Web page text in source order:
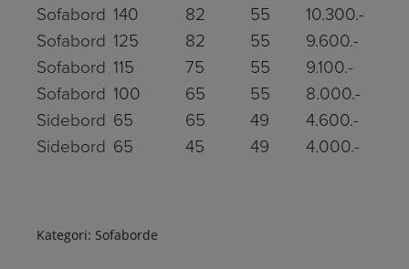
Sofabord 140 82 55
10.300.-
Sofabord 125 82 55
9.600.-
Sofabord 115 75 55
9.100.-
Sofabord 100 65 55
8.000.-
Sidebord 65 65 49
4.600.-
Sidebord 65 45 49 4.000.-
Kategori: Sofaborde